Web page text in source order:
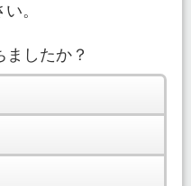
。
したか？